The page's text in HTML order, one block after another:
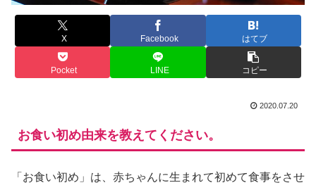
X Facebook はてブ
Pocket LINE コピー
2020.07.20
お食い初め由来を教えてください。
「お食い初め」は、赤ちゃんに生まれて初めて食事をさせ